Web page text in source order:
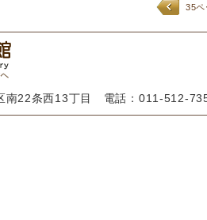
35ペ
南22条西13丁目 電話：011-512-